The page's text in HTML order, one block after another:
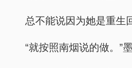
总不能说因为她是重生
“就按照南烟说的做。”